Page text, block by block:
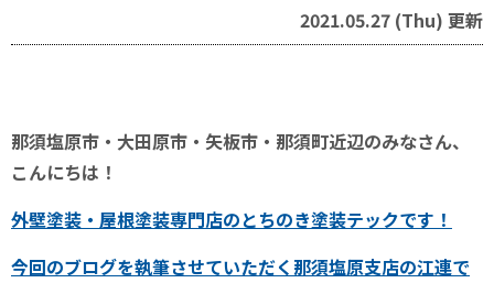
2021.05.27 (Thu) 更新
那須塩原市・大田原市・矢板市・那須町近辺のみなさん、
こんにちは！
外壁塗装・屋根塗装専門店のとちのき塗装テックです！
今回のブログを執筆させていただく那須塩原支店の江連で